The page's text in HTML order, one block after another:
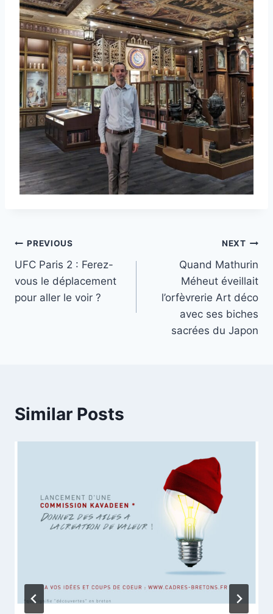
Post
navigation
PREVIOUS
UFC Paris 2 : Ferez-
vous le déplacement
pour aller le voir ?
NEXT
Quand Mathurin
Méheut éveillait
l’orfèvrerie Art déco
avec ses biches
sacrées du Japon
Similar Posts